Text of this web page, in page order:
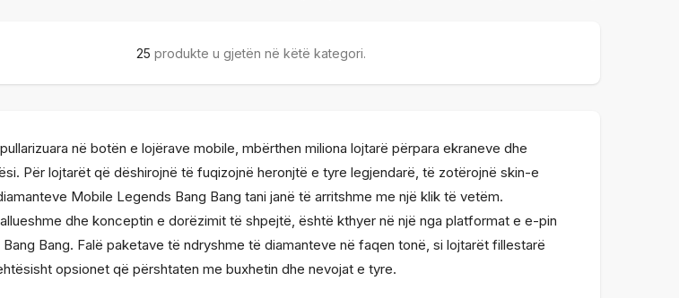
25 produkte u gjetën në këtë kategori.
në botën e lojërave mobile, mbërthen miliona lojtarë përpara ekraneve dhe
Për lojtarët që dëshirojnë të fuqizojnë heronjtë e tyre legjendarë, të zotërojnë skin-e
Mobile Legends Bang Bang tani janë të arritshme me një klik të vetëm.
dhe konceptin e dorëzimit të shpejtë, është kthyer në një nga platformat e e-pin
Bang. Falë paketave të ndryshme të diamanteve në faqen tonë, si lojtarët fillestarë
opsionet që përshtaten me buxhetin dhe nevojat e tyre.